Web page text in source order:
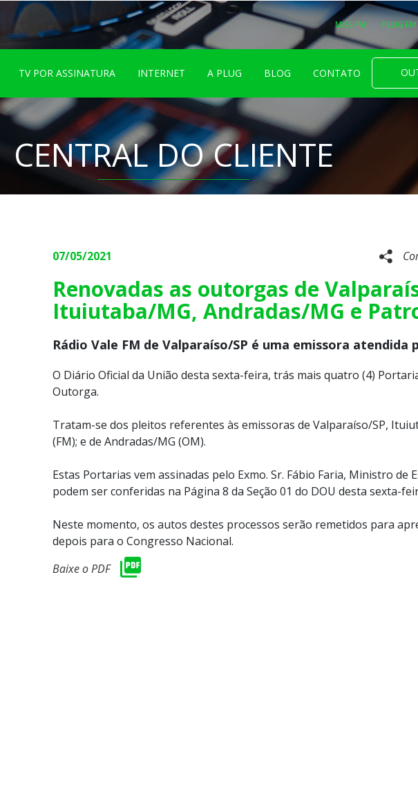
MISS FM PLUG FM
TV POR ASSINATURA INTERNET A PLUG BLOG CONTATO
CENTRAL DO CLIENTE
07/05/2021
Renovadas as outorgas de
Ituiutaba/MG, Andradas/MG e
Rádio Vale FM de Valparaíso/SP é uma emissora atendida
O Diário Oficial da União desta sexta-feira, trás mais quatro (4)
Outorga.
Tratam-se dos pleitos referentes às emissoras de Valparaíso/SP,
(FM); e de Andradas/MG (OM).
Estas Portarias vem assinadas pelo Exmo. Sr. Fábio Faria, Ministro de
podem ser conferidas na Página 8 da Seção 01 do DOU desta sexta-
Neste momento, os autos destes processos serão remetidos para
depois para o Congresso Nacional.
Baixe o PDF